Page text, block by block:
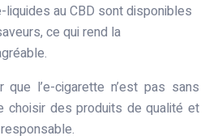
liquides au CBD sont disponibles
ce qui rend la
l’e-cigarette n’est pas sans
choisir des produits de qualité et